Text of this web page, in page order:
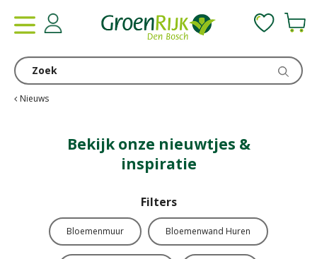
Nieuws
Bekijk onze nieuwtjes &
inspiratie
Filters
Bloemenmuur Bloemenwand Huren